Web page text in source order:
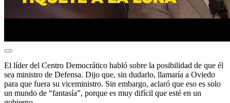
El líder del Centro Democrático habló sobre la posibilidad de que él
sea ministro de Defensa. Dijo que, sin dudarlo, llamaría a Oviedo
para que fuera su viceministro. Sin embargo, aclaró que eso es solo
un mundo de “fantasía”, porque es muy difícil que esté en un